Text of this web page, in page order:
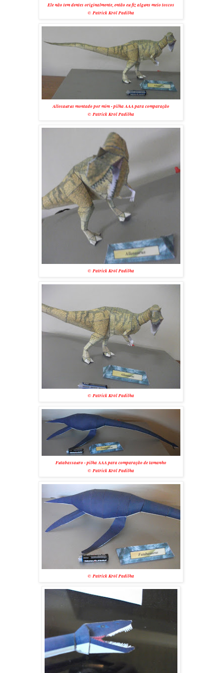
Ele não tem dentes originalmente, então eu fiz alguns meio toscos
© Patrick Król Padilha
Allosaurus montado por mim - pilha AAA para comparação
© Patrick Król Padilha
© Patrick Król Padilha
© Patrick Król Padilha
Futabassauro - pilha AAA para comparação de tamanho
© Patrick Król Padilha
© Patrick Król Padilha